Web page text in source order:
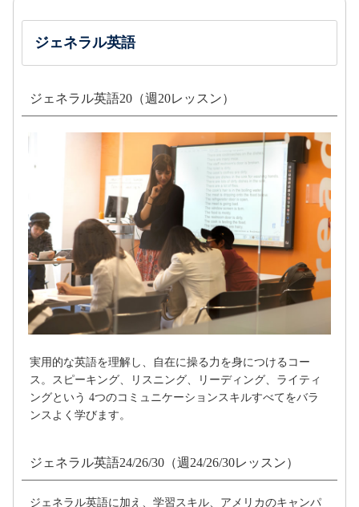
ジェネラル英語
ジェネラル英語20（週20レッスン）
実用的な英語を理解し、自在に操る力を身につけるコー
ス。スピーキング、リスニング、リーディング、ライティ
ングという 4つのコミュニケーションスキルすべてをバラ
ンスよく学びます。
ジェネラル英語24/26/30（週24/26/30レッスン）
ジェネラル英語に加え、学習スキル、アメリカのキャンパ